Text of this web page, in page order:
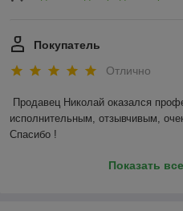
Покупатель
Отлично
Продавец Николай оказался
исполнительным, отзывчивым,
Спасибо !
Показать